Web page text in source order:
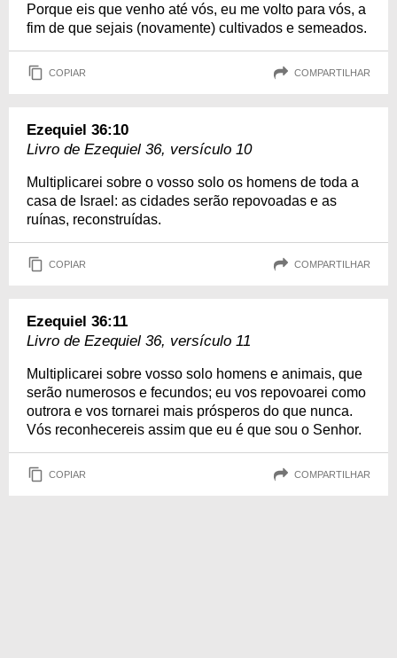
Porque eis que venho até vós, eu me volto para vós, a
fim de que sejais (novamente) cultivados e semeados.
COPIAR COMPARTILHAR
Ezequiel 36:10
Livro de Ezequiel 36, versículo 10
Multiplicarei sobre o vosso solo os homens de toda a
casa de Israel: as cidades serão repovoadas e as
ruínas, reconstruídas.
COPIAR COMPARTILHAR
Ezequiel 36:11
Livro de Ezequiel 36, versículo 11
Multiplicarei sobre vosso solo homens e animais, que
serão numerosos e fecundos; eu vos repovoarei como
outrora e vos tornarei mais prósperos do que nunca.
Vós reconhecereis assim que eu é que sou o Senhor.
COPIAR COMPARTILHAR